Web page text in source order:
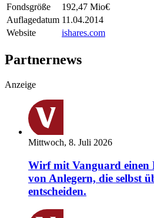
Fondsgröße
192,47 Mio€
Auflagedatum 11.04.2014
Website
ishares.com
Partnernews
Anzeige
Mittwoch, 8. Juli 2026
Wirf mit Vanguard einen
von Anlegern, die selbst
entscheiden.